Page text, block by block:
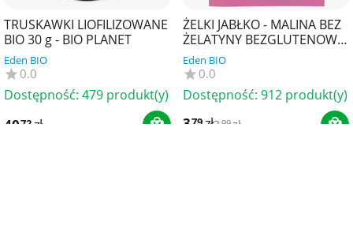
TRUSKAWKI LIOFILIZOWANE
BIO 30 g - BIO PLANET
Eden BIO
0.0
Dostępność: 479 produkt(y)
4072 zł
ŻELKI JABŁKO - MALINA BEZ
ŻELATYNY BEZGLUTENOWE
20 g - BOB SNAIL
Eden BIO
0.0
Dostępność: 912 produkt(y)
379 zł3 99 zł